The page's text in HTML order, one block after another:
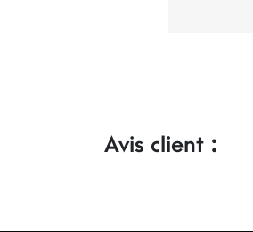
Avis client :